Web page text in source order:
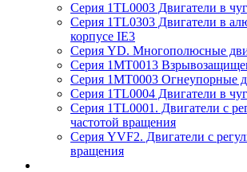
Серия 1TL0003 Двигатели в
Серия 1TL0303 Двигатели в
корпусе IE3
Серия YD. Многополюсные
Серия 1MT0013
Серия 1MT0003 Огнеупорные
Серия 1TL0004 Двигатели в
Серия 1TL0001. Двигатели с
частотой вращения
Серия YVF2. Двигатели с
вращения